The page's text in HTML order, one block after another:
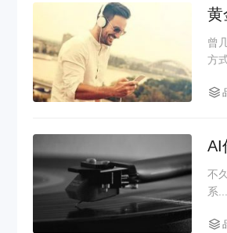
黄
曾
方
AI
不
系...